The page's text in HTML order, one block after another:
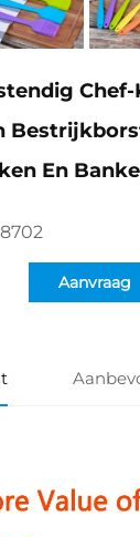
Chef-
En
Aanvraag